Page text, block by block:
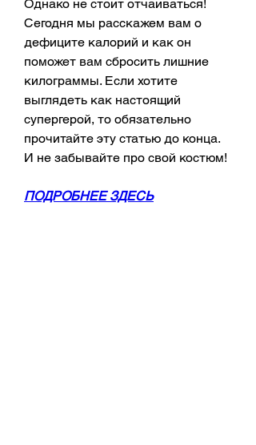
Однако не стоит отчаиваться!
Сегодня мы расскажем вам о
дефиците калорий и как он
поможет вам сбросить лишние
килограммы. Если хотите
выглядеть как настоящий
супергерой, то обязательно
прочитайте эту статью до конца.
И не забывайте про свой костюм!
ПОДРОБНЕЕ ЗДЕСЬ